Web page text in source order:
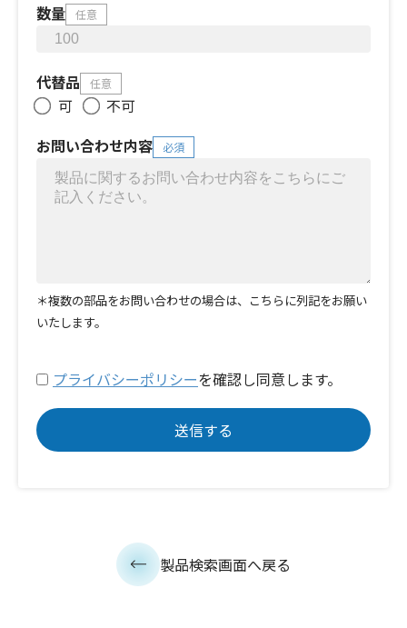
数量 任意
代替品 任意
可
不可
お問い合わせ内容
必須
＊複数の部品をお問い合わせの場合は、こちらに列記をお願い
いたします。
プライバシーポリシーを確認し同意します。
製品検索画面へ戻る